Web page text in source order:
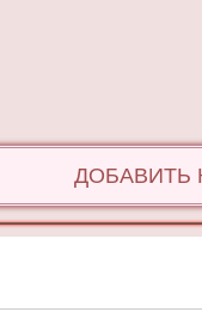
ДОБАВИТЬ